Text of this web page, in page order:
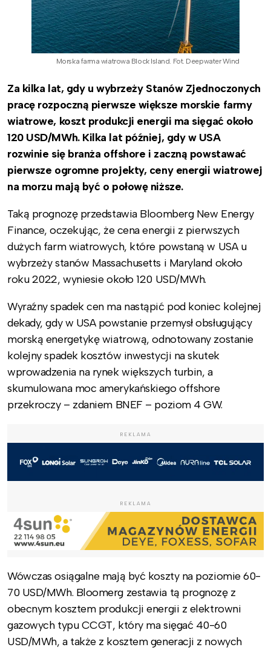
Morska farma wiatrowa Block Island. Fot. Deepwater Wind
Za kilka lat, gdy u wybrzeży Stanów Zjednoczonych
pracę rozpoczną pierwsze większe morskie farmy
wiatrowe, koszt produkcji energii ma sięgać około
120 USD/MWh. Kilka lat później, gdy w USA
rozwinie się branża offshore i zaczną powstawać
pierwsze ogromne projekty, ceny energii wiatrowej
na morzu mają być o połowę niższe.
Taką prognozę przedstawia Bloomberg New Energy
Finance, oczekując, że cena energii z pierwszych
dużych farm wiatrowych, które powstaną w USA u
wybrzeży stanów Massachusetts i Maryland około
roku 2022, wyniesie około 120 USD/MWh.
Wyraźny spadek cen ma nastąpić pod koniec kolejnej
dekady, gdy w USA powstanie przemysł obsługujący
morską energetykę wiatrową, odnotowany zostanie
kolejny spadek kosztów inwestycji na skutek
wprowadzenia na rynek większych turbin, a
skumulowana moc amerykańskiego offshore
przekroczy – zdaniem BNEF – poziom 4 GW.
REKLAMA
REKLAMA
Wówczas osiągalne mają być koszty na poziomie 60-
70 USD/MWh. Bloomerg zestawia tą prognozę z
obecnym kosztem produkcji energii z elektrowni
gazowych typu CCGT, który ma sięgać 40-60
USD/MWh, a także z kosztem generacji z nowych